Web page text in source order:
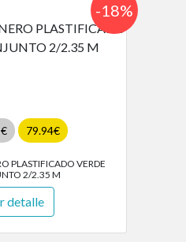
79.94€
-18%
PLASTIFICADO VERDE
2/2.35 M
detalle